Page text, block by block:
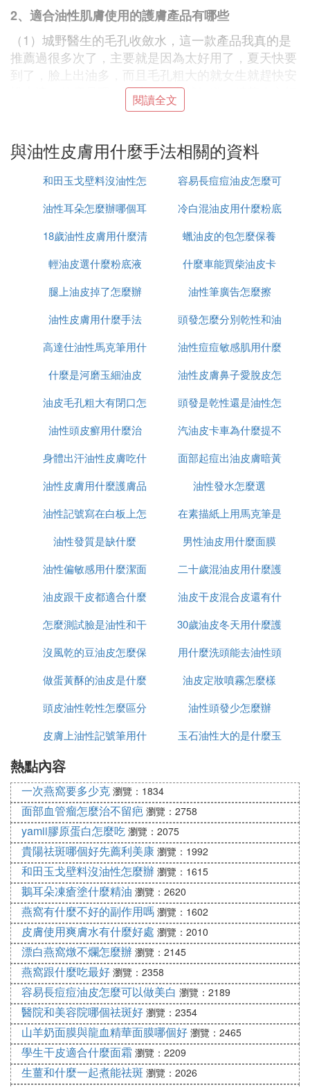
2、適合油性肌膚使用的護膚產品有哪些
（1）城野醫生的毛孔收斂水，這一款產品我真的是
推薦過很多次了，主要就是因為太好用了，夏天快要
到了，臉上出油多，而且毛孔粗大的就女生就趕快安
排上這一款產品吧。聽這個名字就知道，精華水主打
的就是收縮毛孔，使用在臉上是很好吸收的，輕輕拍
合用。護膚品
上購買的，因為前一段時間，因為自己作息不規律的
原因，臉上出油很多，尤其是額頭上面，很油，還有
一些小小的粉刺，就看網上這一款產品評價很好，據
說控油效果很好，裡面添加了祛痘的成分，所以就買
回來了，使用效果是真的很好，差不多兩三天之後，
臉上的粉刺就消失了。
油性皮膚怎麼護理皮膚方法2
油性肌膚有什麼特點？
油性肌膚，最明顯的的特徵就是油脂的分泌功能旺
盛，臉上很容易出油，尤其是像額頭、鼻翼這些T
區，最容易出油；油性肌膚多偏鹼性，彈性較佳，不
易衰老；同時，很多油性肌膚的人還很容易出現毛孔
對於油性肌膚的人，一定要做好皮膚的清潔以及控油
工作。
油性肌膚的4大分類：
有毛孔粗大的情況。
3、痤瘡輕型油性肌膚：出油多，有白頭、黑頭、粉
的特徵，還具有炎症痤瘡狀況，比如丘疹、膿皰、結
節、囊腫等，是最為嚴重的一種油性肌膚，如果處理
不當，很容易留下疤痕。
大家可以根據上述分類對號入座，越往下，說明油性
肌膚的情況越嚴重，需要及時處理，以免給皮膚帶來
油性肌膚應該如何正確的護理？
首先，油性肌膚人群一定做好皮膚清潔工作，但是注
意要適度清潔，以免傷害肌膚。建議油性肌膚人群可
以選擇功效比較簡單、性質比較溫和的中性香皂或洗
面乳，然後用溫水清潔，一般來說，一天早晚清洗2
次就夠了，洗的太頻繁，反而會損傷皮膚角質層，並
加重出油症狀。還有就是記住：不要用洗臉刷等暴力
儀器清潔肌膚，這樣會破壞皮膚的屏障功能，傷及皮
膚；擦臉的時候不要用力來回揉搓，正確做法是按壓
臉部。
其次，油性肌膚人群洗臉後，可以選擇使用收斂性爽
膚水，以抑制油脂的分泌，油性護膚品、化妝品盡量
避免。
最後，油性肌膚人群想要有效控油，還要養成良好的
生活習慣，盡快做到：保持充足的睡眠，長期熬夜，
容易導致內分泌紊亂，進而致使油脂分泌異常，加重
出油；盡量避免食用辛辣刺激油膩的食物，因為這類
食物可增加皮脂腺的活躍度，分泌更多的油脂，可以
多吃一些有控油效果的食物，比如蔬果、燕麥、糙米
閱讀全文
與油性皮膚用什麼手法相關的資料
和田玉戈壁料沒油性怎
麼辦
容易長痘痘油皮怎麼可
以做美白
油性耳朵怎麼辦哪個耳
液好
冷白混油皮用什麼粉底
18歲油性皮膚用什麼清
潔面膜
蠟油皮的包怎麼保養
輕油皮選什麼粉底液
什麼車能買柴油皮卡
腿上油皮掉了怎麼辦
油性筆廣告怎麼擦
油性皮膚用什麼手法
頭發怎麼分別乾性和油
性
高達仕油性馬克筆用什
麼稀釋液
油性痘痘敏感肌用什麼
水乳
什麼是河磨玉細油皮
油性皮膚鼻子愛脫皮怎
麼回事
油皮毛孔粗大有閉口怎
麼上粉底
頭發是乾性還是油性怎
麼判斷
油性頭皮癬用什麼治
汽油皮卡車為什麼提不
起速
身體出汗油性皮膚吃什
麼葯
面部起痘出油皮膚暗黃
怎麼辦
油性皮膚用什麼護膚品
可以祛痘
油性發水怎麼選
油性記號寫在白板上怎
麼擦掉
在素描紙上用馬克筆是
水性和油性有什麼區別
油性發質是缺什麼
男性油皮用什麼面膜
油性偏敏感用什麼潔面
二十歲混油皮用什麼護
膚品
油皮跟干皮都適合什麼
防曬
油皮干皮混合皮還有什
麼皮
怎麼測試臉是油性和干
行
30歲油皮冬天用什麼護
膚品
沒風乾的豆油皮怎麼保
存
用什麼洗頭能去油性頭
發
做蛋黃酥的油皮是什麼
油皮定妝噴霧怎麼樣
頭皮油性乾性怎麼區分
油性頭發少怎麼辦
皮膚上油性記號筆用什
玉石油性大的是什麼玉
熱點內容
一次燕窩要多少克 瀏覽：1834
面部血管瘤怎麼治不留疤 瀏覽：2758
yamii膠原蛋白怎麼吃 瀏覽：2075
貴陽祛斑哪個好先薦利美康 瀏覽：1992
和田玉戈壁料沒油性怎麼辦 瀏覽：1615
鵝耳朵凍瘡塗什麼精油 瀏覽：2620
燕窩有什麼不好的副作用嗎 瀏覽：1602
皮膚使用爽膚水有什麼好處 瀏覽：2010
漂白燕窩燉不爛怎麼辦 瀏覽：2145
燕窩跟什麼吃最好 瀏覽：2358
容易長痘痘油皮怎麼可以做美白 瀏覽：2189
醫院和美容院哪個祛斑好 瀏覽：2354
山羊奶面膜與龍血精華面膜哪個好 瀏覽：2465
學生干皮適合什麼面霜 瀏覽：2209
生薑和什麼一起煮能祛斑 瀏覽：2026